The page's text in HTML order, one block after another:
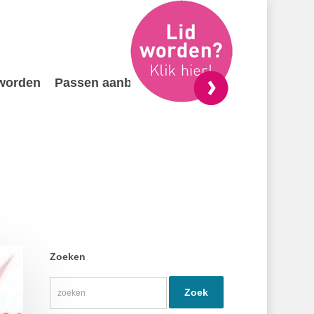
Passen aanbieden Contact
Zoeken